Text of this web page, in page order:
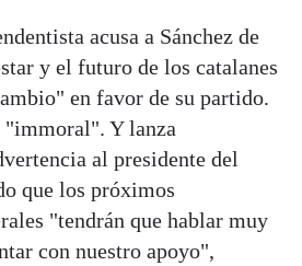
acusa a Sánchez de
y el futuro de los catalanes
en favor de su partido.
"immoral". Y lanza
al presidente del
que los próximos
"tendrán que hablar muy
con nuestro apoyo",